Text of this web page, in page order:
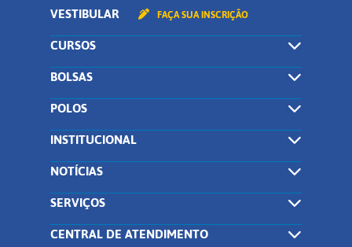
VESTIBULAR FAÇA SUA INSCRIÇÃO
CURSOS
BOLSAS
POLOS
INSTITUCIONAL
NOTÍCIAS
SERVIÇOS
CENTRAL DE ATENDIMENTO